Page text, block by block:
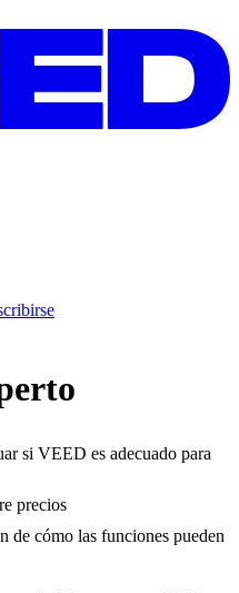
si VEED es adecuado para
precios
de cómo las funciones pueden